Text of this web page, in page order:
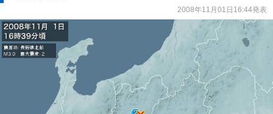
2008年11月01日16:44発表